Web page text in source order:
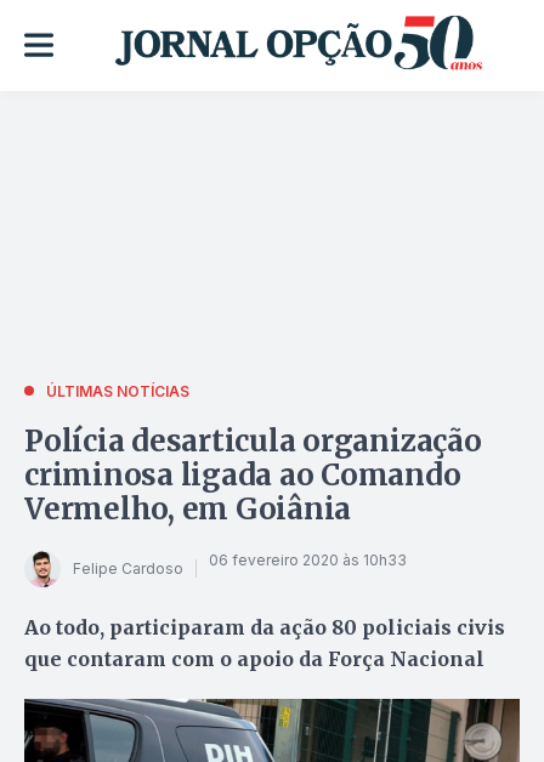
ÚLTIMAS NOTÍCIAS
Polícia desarticula organização
criminosa ligada ao Comando
Vermelho, em Goiânia
Felipe Cardoso 06 fevereiro 2020 às 10h33
Ao todo, participaram da ação 80 policiais civis
que contaram com o apoio da Força Nacional